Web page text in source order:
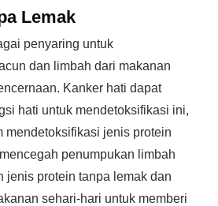
Lemak
penyaring untuk
dan limbah dari makanan
Kanker hati dapat
hati untuk mendetoksifikasi ini,
mendetoksifikasi jenis protein
penumpukan limbah
jenis protein tanpa lemak dan
sehari-hari untuk memberi